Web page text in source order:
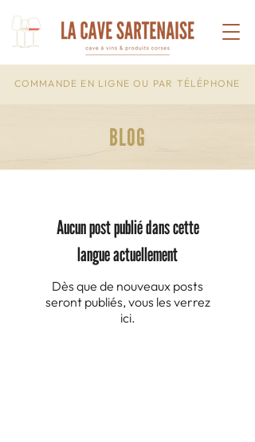
COMMANDE EN LIGNE OU PAR TÉLÉPHONE
BLOG
Aucun post publié dans cette
langue actuellement
Dès que de nouveaux posts
seront publiés, vous les verrez
ici.